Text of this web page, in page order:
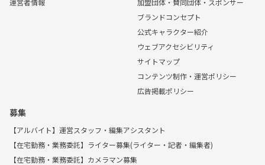
ブランドコンセプト
公式キャラクター紹介
ウェブアクセシビリティ
サイトマップ
コンテンツ制作・運営ポリシー
広告掲載ポリシー
募集
【アルバイト】運営スタッフ・編集アシスタント
【在宅勤務・業務委託】ライター募集(ライター・記者・編集者)
【在宅勤務・業務委託】カメラマン募集